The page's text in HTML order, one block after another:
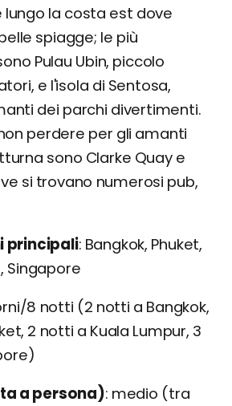
lungo la costa est dove
spiagge; le più
Pulau Ubin, piccolo
e l'isola di Sentosa,
dei parchi divertimenti.
perdere per gli amanti
sono Clarke Quay e
si trovano numerosi pub,
principali Bangkok, Phuket,
Singapore
8 notti (2 notti a Bangkok,
2 notti a Kuala Lumpur, 3
a persona) medio (tra